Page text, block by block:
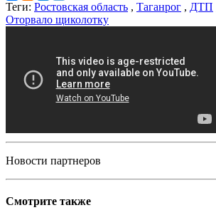
Теги: Ростовская область , Таганрог , ДТП
Оторвало щиколотку
Новости партнеров
Смотрите также